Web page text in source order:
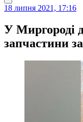
18 липня 2021, 17:16
У Миргороді
запчастини